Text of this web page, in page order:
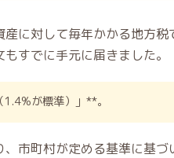
に対して毎年かかる地方税
すでに手元に届きました。
が標準）」**。
市町村が定める基準に基